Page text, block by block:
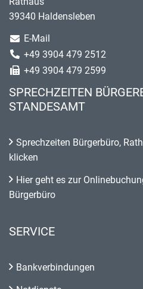
39340 Haldensleben
E-Mail
+49 3904 479 2512
+49 3904 479 2599
SPRECHZEITEN
STANDESAMT
Sprechzeiten Bürgerbüro,
klicken
Hier geht es zur
Bürgerbüro
SERVICE
Bankverbindungen